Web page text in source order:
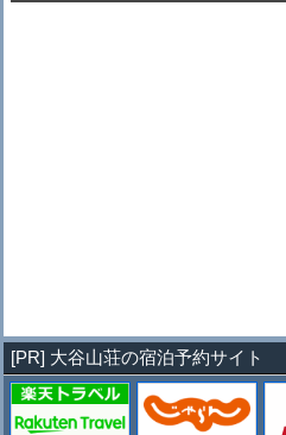
[PR] 大谷山荘の宿泊予約サイト